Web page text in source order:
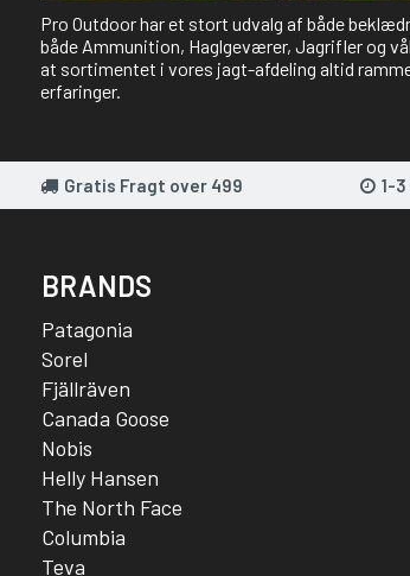
Pro Outdoor har et stort udvalg af både
både Ammunition, Haglgeværer, Jagrifler og
at sortimentet i vores jagt-afdeling altid
erfaringer.
Gratis Fragt over 499 1-
BRANDS
Patagonia
Sorel
Fjällräven
Canada Goose
Nobis
Helly Hansen
The North Face
Columbia
Teva